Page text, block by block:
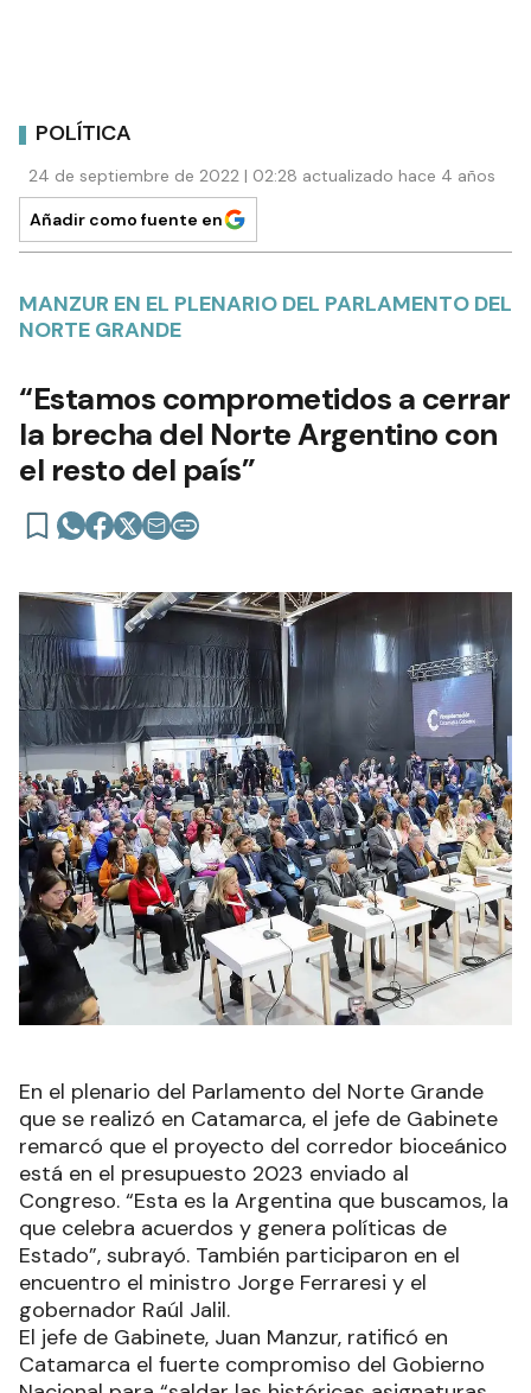
POLÍTICA
24 de septiembre de 2022 | 02:28 actualizado hace 4 años
Añadir como fuente en
MANZUR EN EL PLENARIO DEL PARLAMENTO DEL
NORTE GRANDE
“Estamos comprometidos a cerrar
la brecha del Norte Argentino con
el resto del país”
En el plenario del Parlamento del Norte Grande
que se realizó en Catamarca, el jefe de Gabinete
remarcó que el proyecto del corredor bioceánico
está en el presupuesto 2023 enviado al
Congreso. “Esta es la Argentina que buscamos, la
que celebra acuerdos y genera políticas de
Estado”, subrayó. También participaron en el
encuentro el ministro Jorge Ferraresi y el
gobernador Raúl Jalil.
El jefe de Gabinete, Juan Manzur, ratificó en
Catamarca el fuerte compromiso del Gobierno